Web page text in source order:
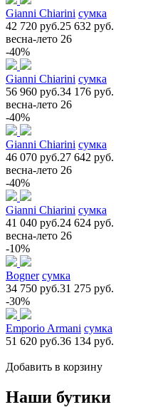
Gianni Chiarini сумка
42 720 руб.25 632 руб.
весна-лето 26
-40%
Gianni Chiarini сумка
56 960 руб.34 176 руб.
весна-лето 26
-40%
Gianni Chiarini сумка
46 070 руб.27 642 руб.
весна-лето 26
-40%
Gianni Chiarini сумка
41 040 руб.24 624 руб.
весна-лето 26
-10%
Bogner сумка
34 750 руб.31 275 руб.
-30%
Emporio Armani сумка
51 620 руб.36 134 руб.
Добавить в корзину
Наши бутики